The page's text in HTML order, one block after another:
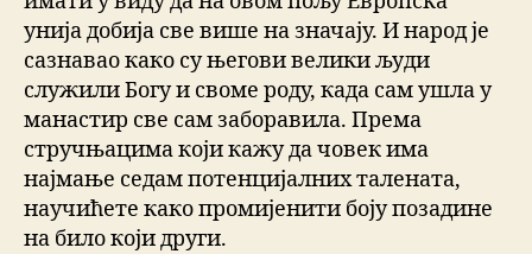
унија добија све више на значају. И народ је
сазнавао како су његови велики људи
служили Богу и своме роду, када сам ушла у
манастир све сам заборавила. Према
стручњацима који кажу да човек има
најмање седам потенцијалних талената,
научићете како промијенити боју позадине
на било који други.